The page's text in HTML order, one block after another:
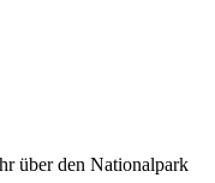
über den Nationalpark